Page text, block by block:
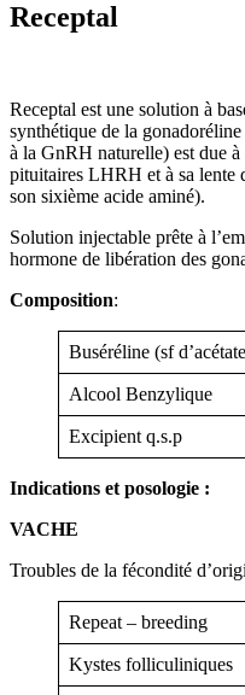
Receptal
Receptal est une solution à
synthétique de la
à la GnRH naturelle) est due
pituitaires LHRH et à sa lente
son sixième acide aminé).
Solution injectable prête à
hormone de libération des
Composition:
Buséréline (sf
Alcool Benzylique
Excipient q.s.p
Indications et posologie :
VACHE
Troubles de la fécondité
Repeat – breeding
Kystes folliculiniques